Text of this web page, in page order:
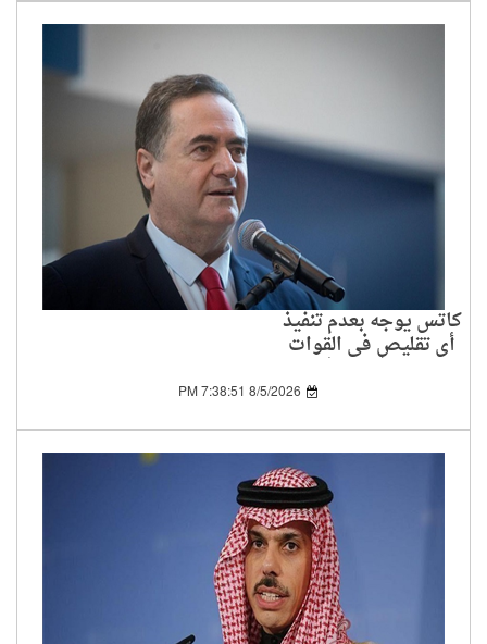
كاتس يوجه بعدم تنفيذ
أي تقليص في القوات
المنتشرة في غلاف غزة
8/5/2026 7:38:51 PM